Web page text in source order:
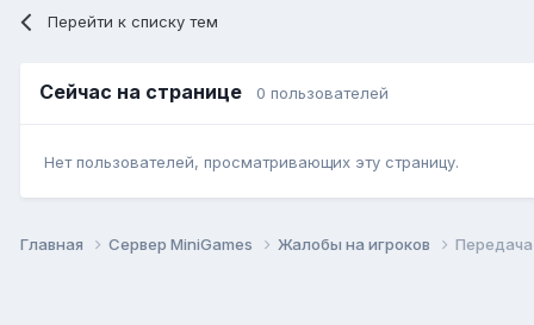
Перейти к списку тем
Сейчас на странице 0 пользователей
Нет пользователей, просматривающих эту страницу.
Главная Сервер MiniGames Жалобы на игроков Передача